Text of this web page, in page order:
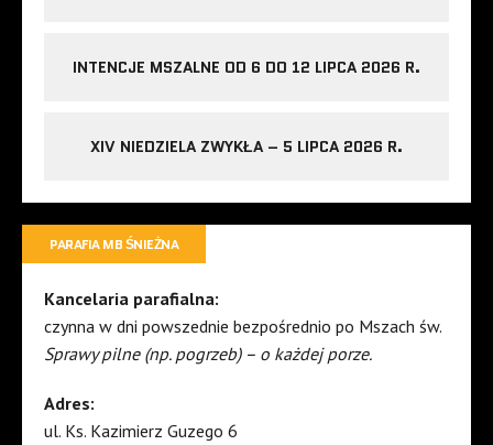
INTENCJE MSZALNE OD 6 DO 12 LIPCA 2026 R.
XIV NIEDZIELA ZWYKŁA – 5 LIPCA 2026 R.
PARAFIA MB ŚNIEŻNA
Kancelaria parafialna:
czynna w dni powszednie bezpośrednio po Mszach św.
Sprawy pilne (np. pogrzeb) – o każdej porze.
Adres:
ul. Ks. Kazimierz Guzego 6